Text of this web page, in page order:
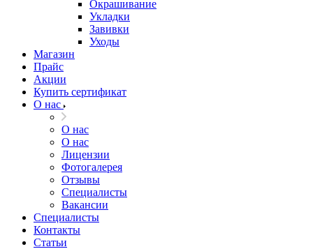
Окрашивание
Укладки
Завивки
Уходы
Магазин
Прайс
Акции
Купить сертификат
О нас
О нас
О нас
Лицензии
Фотогалерея
Отзывы
Специалисты
Вакансии
Специалисты
Контакты
Статьи